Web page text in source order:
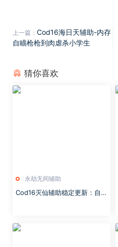
上一篇： Cod16海日天辅助-内存
自瞄枪枪到肉虐杀小学生
猜你喜欢
永劫无间辅助
Cod16灭仙辅助稳定更新：自瞄